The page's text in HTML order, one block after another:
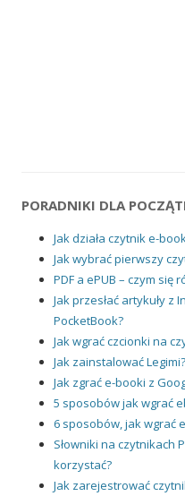
PORADNIKI DLA
Jak działa czytnik e-
Jak wybrać pierwszy
PDF a ePUB – czym się
Jak przesłać artykuły z
PocketBook?
Jak wgrać czcionki na
Jak zainstalować Legimi?
Jak zgrać e-booki z
5 sposobów jak wgrać
6 sposobów, jak wgrać
Słowniki na czytnikach
korzystać?
Jak zarejestrować